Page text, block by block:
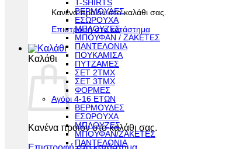
Κανένα προϊόν στο καλάθι σας.
Επιστροφή στο κατάστημα
Καλάθι
Κανένα προϊόν στο καλάθι σας.
T-SHIRTS
ΒΕΡΜΟΥΔΕΣ
ΕΣΩΡΟΥΧΑ
ΜΠΛΟΥΖΕΣ
ΜΠΟΥΦΑΝ / ΖΑΚΕΤΕΣ
ΠΑΝΤΕΛΟΝΙΑ
ΠΟΥΚΑΜΙΣΑ
ΠΥΤΖΑΜΕΣ
ΣΕΤ 2ΤΜΧ
ΣΕΤ 3ΤΜΧ
ΦΟΡΜΕΣ
Αγόρι 4-16 ΕΤΩΝ
ΒΕΡΜΟΥΔΕΣ
ΕΣΩΡΟΥΧΑ
ΜΠΛΟΥΖΕΣ
ΜΠΟΥΦΑΝ/ΖΑΚΕΤΕΣ
ΠΑΝΤΕΛΟΝΙΑ